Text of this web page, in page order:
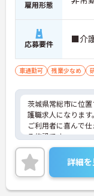
雇用形態
応募要件 ■介
車通勤可 残業少なめ
茨城県常総市に位
護職求人になります
ご利用者に喜んで
る施設です。
週3日～、日勤帯の
庭やプライベートと
です。
ご興味のある方に
に詳細をお話しい
詳細